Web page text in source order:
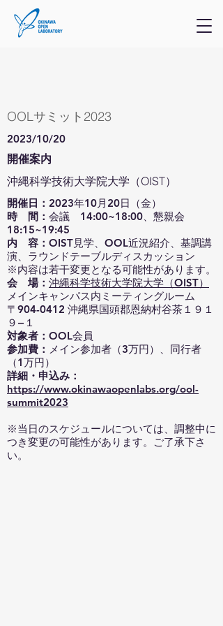
OOLサミット2023
2023/10/20
開催案内
沖縄科学技術大学院大学（OIST）
開催日： 2023年10月20日（金）
時 間： 会議 14:00~18:00、懇親会
18:15~19:45
内 容： OIST見学、OOL近況紹介、基調講
演、ラウンドテーブルディスカッション
※内容は若干変更となる可能性があります。
会 場： 沖縄科学技術大学院大学（OIST）
メインキャンパス内ミーティングルーム
〒904-0412 沖縄県国頭郡恩納村谷茶１９１
９−１
対象者： OOL会員
参加費： メイン参加者（3万円）、同行者
（1万円）
詳細・申込み：
https://www.okinawaopenlabs.org/ool-
summit2023
※当日のスケジュールについては、調整中に
つき変更の可能性があります。ご了承下さ
い。